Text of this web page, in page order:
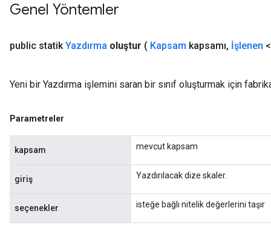
Genel Yöntemler
public statikYazdırma oluştur ( Kapsam kapsamı, İşlenen
Yeni bir Yazdırma işlemini saran bir sınıf oluşturmak için
Parametreler
kapsam mevcut kapsam
giriş Yazdırılacak dize skaler.
seçenekler isteğe bağlı nitelik değerlerini taşır